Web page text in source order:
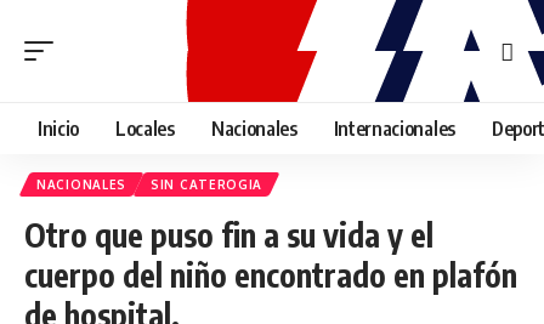
Inicio Locales Nacionales Internacionales
NACIONALES SIN CATEROGIA
Otro que puso fin a su vida y el
cuerpo del niño encontrado en plafón
de hospital.